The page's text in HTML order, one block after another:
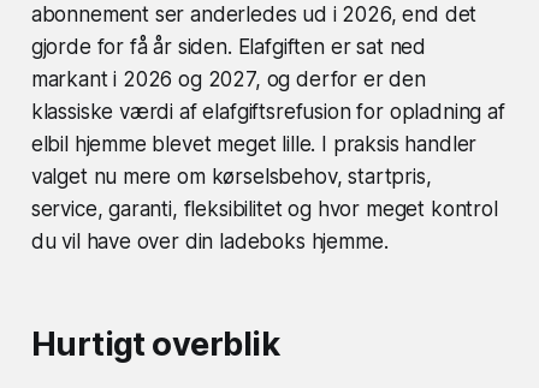
abonnement ser anderledes ud i 2026, end det
gjorde for få år siden. Elafgiften er sat ned
markant i 2026 og 2027, og derfor er den
klassiske værdi af elafgiftsrefusion for opladning af
elbil hjemme blevet meget lille. I praksis handler
valget nu mere om kørselsbehov, startpris,
service, garanti, fleksibilitet og hvor meget kontrol
du vil have over din ladeboks hjemme.
Hurtigt overblik